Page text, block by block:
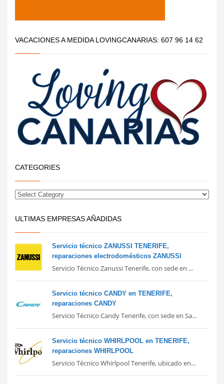
VACACIONES A MEDIDA LOVINGCANARIAS: 607 96 14 62
CATEGORIES
ULTIMAS EMPRESAS AÑADIDAS
Servicio técnico ZANUSSI TENERIFE,
reparaciones electrodomésticos ZANUSSI
Servicio Técnico Zanussi Tenerife, con sede en ...
Servicio técnico CANDY en TENERIFE,
reparaciones CANDY
Servicio Técnico Candy Tenerife, con sede en Sa...
Servicio técnico WHIRLPOOL en TENERIFE,
reparaciones WHIRLPOOL
Servicio Técnico Whirlpool Tenerife, ubicado en...